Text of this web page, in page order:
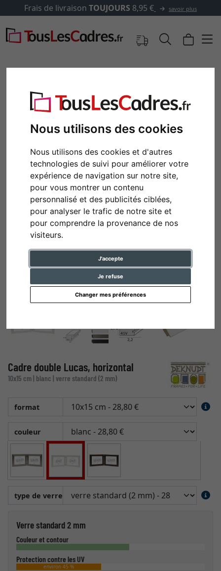
Nous utilisons des cookies
Nous utilisons des cookies et d'autres
technologies de suivi pour améliorer votre
expérience de navigation sur notre site,
pour vous montrer un contenu
personnalisé et des publicités ciblées,
pour analyser le trafic de notre site et
pour comprendre la provenance de nos
visiteurs.
J'accepte
Je refuse
Changer mes préférences
Frais de livraisonTOUJOURS8,95 € savoir plus
Retour
Cadre double Lucas, horizontal
10x15 cm | blanc | verre standard (2 mm)
format
couleur
type de verre
Verre standard 2 mm
Couleur et contour
Protection contre les UV
environ 45 %